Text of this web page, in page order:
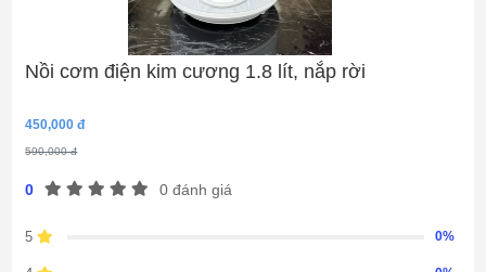
Nồi cơm điện kim cương 1.8 lít, nắp rời
450,000 đ
590,000 đ
0 0 đánh giá
5 0%